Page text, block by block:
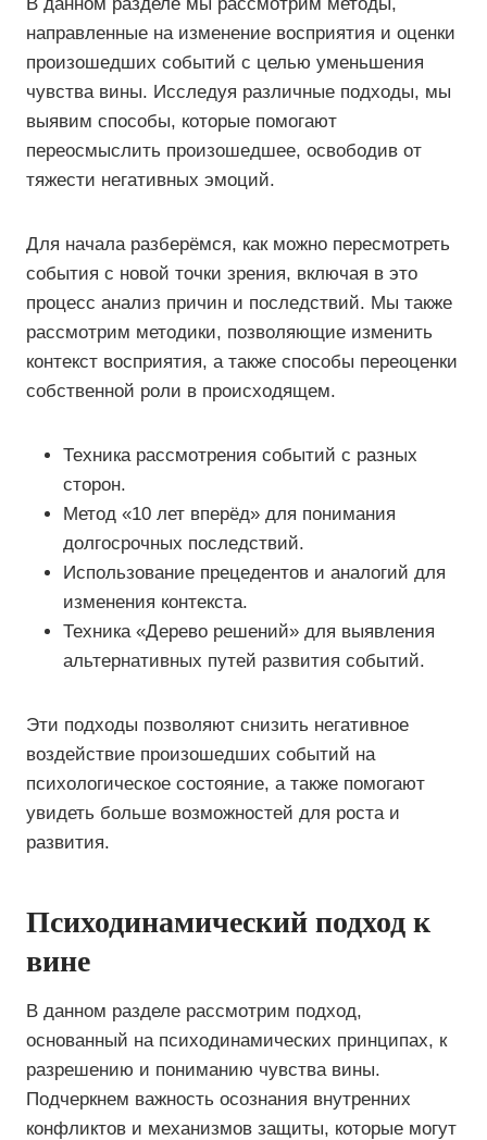
направленные на изменение восприятия и оценки
произошедших событий с целью уменьшения
чувства вины. Исследуя различные подходы, мы
выявим способы, которые помогают
переосмыслить произошедшее, освободив от
тяжести негативных эмоций.
Для начала разберёмся, как можно пересмотреть
события с новой точки зрения, включая в это
процесс анализ причин и последствий. Мы также
рассмотрим методики, позволяющие изменить
контекст восприятия, а также способы переоценки
собственной роли в происходящем.
Техника рассмотрения событий с разных
сторон.
Метод «10 лет вперёд» для понимания
долгосрочных последствий.
Использование прецедентов и аналогий для
изменения контекста.
Техника «Дерево решений» для выявления
альтернативных путей развития событий.
Эти подходы позволяют снизить негативное
воздействие произошедших событий на
психологическое состояние, а также помогают
увидеть больше возможностей для роста и
развития.
Психодинамический подход к
вине
В данном разделе рассмотрим подход,
основанный на психодинамических принципах, к
разрешению и пониманию чувства вины.
Подчеркнем важность осознания внутренних
конфликтов и механизмов защиты, которые могут